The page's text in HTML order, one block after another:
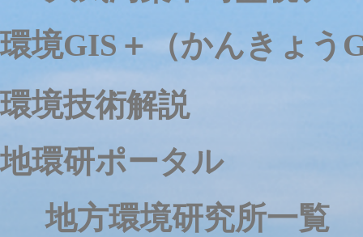
環境GIS＋（かんきょう
環境技術解説
地環研ポータル
地方環境研究所一覧